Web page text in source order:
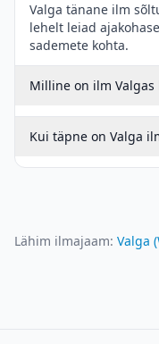
Valga tänane ilm
lehelt leiad
sademete kohta.
Milline on ilm Valgas
Kui täpne on Valga
Lähim ilmajaam: Valga